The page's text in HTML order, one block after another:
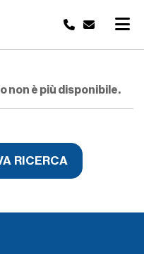
non è più disponibile.
RICERCA